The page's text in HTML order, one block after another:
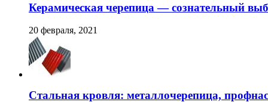
Керамическая черепица — сознательный
20 февраля, 2021
Стальная кровля: металлочерепица,